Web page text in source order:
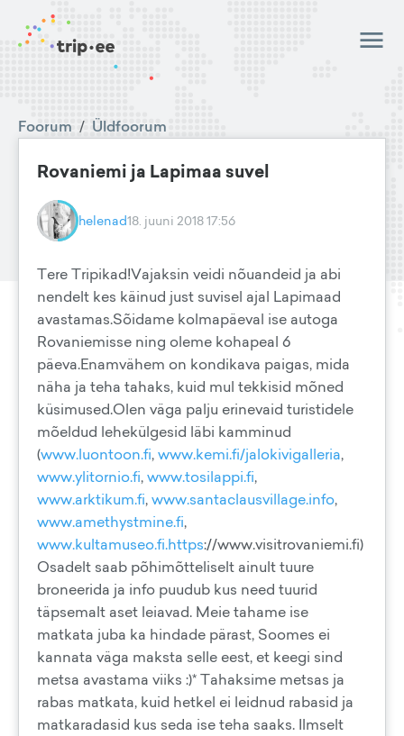
Foorum / Üldfoorum
Rovaniemi ja Lapimaa suvel
helenad18. juuni 2018 17:56
Tere Tripikad!Vajaksin veidi nõuandeid ja abi
nendelt kes käinud just suvisel ajal Lapimaad
avastamas.Sõidame kolmapäeval ise autoga
Rovaniemisse ning oleme kohapeal 6
päeva.Enamvähem on kondikava paigas, mida
näha ja teha tahaks, kuid mul tekkisid mõned
küsimused.Olen väga palju erinevaid turistidele
mõeldud lehekülgesid läbi kamminud
(www.luontoon.fi,www.kemi.fi/jalokivigalleria,
www.ylitornio.fi,www.tosilappi.fi,
www.arktikum.fi,www.santaclausvillage.info,
www.amethystmine.fi,
www.kultamuseo.fi.https://www.visitrovaniemi.fi)
Osadelt saab põhimõtteliselt ainult tuure
broneerida ja info puudub kus need tuurid
täpsemalt aset leiavad. Meie tahame ise
matkata juba ka hindade pärast, Soomes ei
kannata väga maksta selle eest, et keegi sind
metsa avastama viiks :)* Tahaksime metsas ja
rabas matkata, kuid hetkel ei leidnud rabasid ja
matkaradasid kus seda ise teha saaks. Ilmselt